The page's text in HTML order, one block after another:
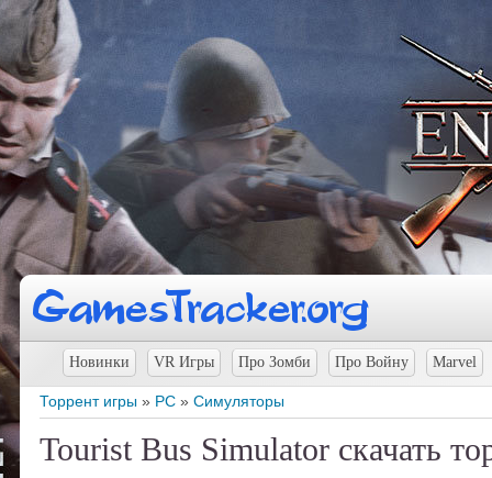
Новинки VR Игры Про Зомби Про Войну Marvel
Торрент игры » PC » Симуляторы
Tourist Bus Simulator скачать